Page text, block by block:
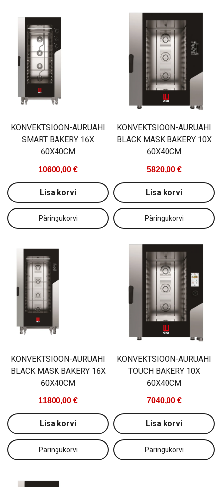
KONVEKTSIOON-AURUAHI
SMART BAKERY 16X
60X40CM
10600,00 €
Lisa korvi
KONVEKTSIOON-AURUAHI
BLACK MASK BAKERY 10X
60X40CM
5820,00 €
Lisa korvi
KONVEKTSIOON-AURUAHI
BLACK MASK BAKERY 16X
60X40CM
11800,00 €
Lisa korvi
KONVEKTSIOON-AURUAHI
TOUCH BAKERY 10X
60X40CM
7040,00 €
Lisa korvi